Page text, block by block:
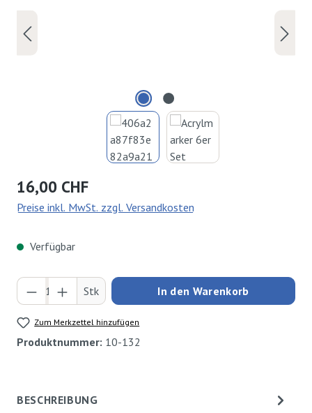
Regulärer Preis:
16,00 CHF
Preise inkl. MwSt. zzgl. Versandkosten
Verfügbar
Produkt Anzahl: Gib den gewünschten Wert
Stk In den Warenkorb
Zum Merkzettel hinzufügen
Produktnummer: 10-132
BESCHREIBUNG